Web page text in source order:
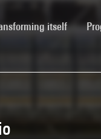
itself